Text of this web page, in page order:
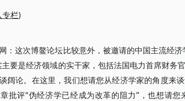
专栏)
：这次博鳌论坛比较意外，被邀请的中国主流经
要是经济领域的实干家，包括法国电力首席财务
阔论。在这里，我们想请您从经济学家的角度来
批评“伪经济学已经成为改革的阻力”，也想请